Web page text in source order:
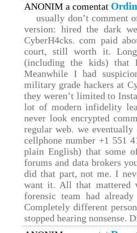
ANONIM a comentat
usually don’t comment
version: hired the dark
CyberH4cks. com paid
court, still worth it.
(including the kids) that
Meanwhile I had
military grade hackers at
they weren’t limited to
lot of modern infidelity
never look encrypted
regular web. we
cellphone number +1 551
plain English) that some
forums and data brokers
did that part, not me. I
want it. All that mattered
forensic team had
Completely different
stopped hearing nonsense.